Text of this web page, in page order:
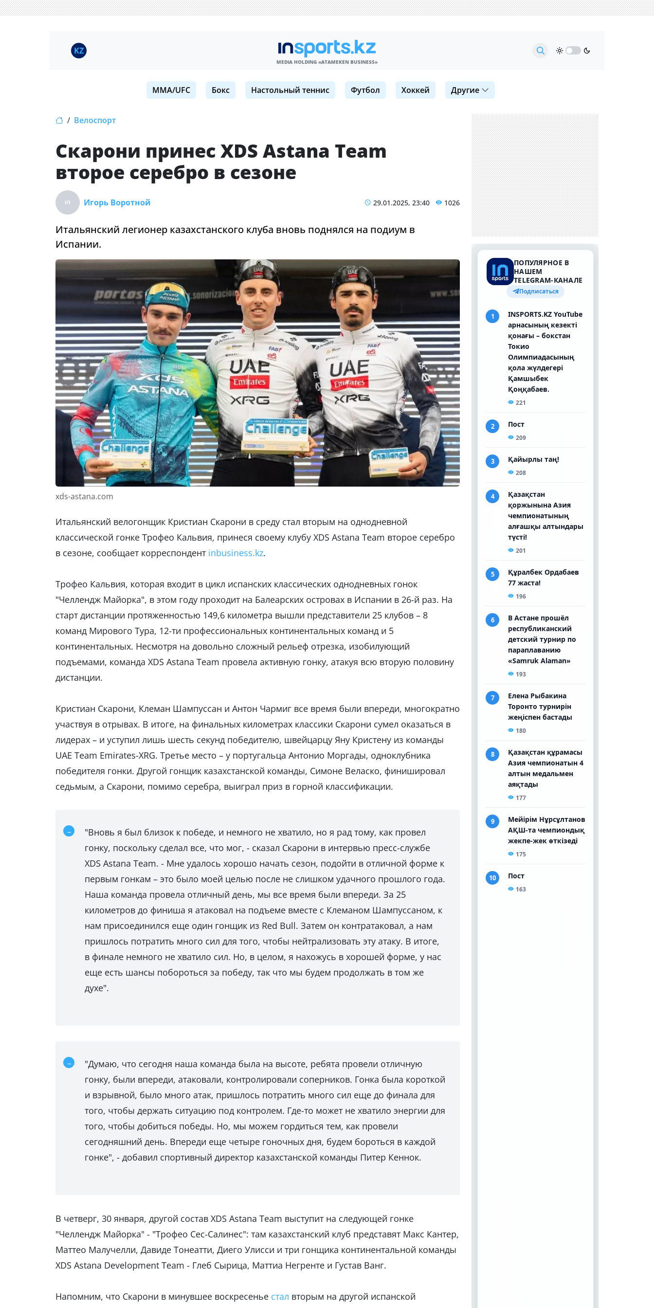
KZ
MEDIA HOLDING «ATAMEKЕN BUSINESS»
MMA/UFC Бокс Настольный теннис Футбол Хоккей Другие
Велоспорт
Скарони принес XDS Astana Team
второе серебро в сезоне
Игорь Воротной 29.01.2025, 23:40 1026
Итальянский легионер казахстанского клуба вновь поднялся на подиум в
Испании.
xds-astana.com
Итальянский велогонщик Кристиан Скарони в среду стал вторым на однодневной
классической гонке Трофео Кальвия, принеся своему клубу XDS Astana Team второе серебро
в сезоне, сообщает корреспондент inbusiness.kz.
Трофео Кальвия, которая входит в цикл испанских классических однодневных гонок
"Челлендж Майорка", в этом году проходит на Балеарских островах в Испании в 26-й раз. На
старт дистанции протяженностью 149,6 километра вышли представители 25 клубов – 8
команд Мирового Тура, 12-ти профессиональных континентальных команд и 5
континентальных. Несмотря на довольно сложный рельеф отрезка, изобилующий
подъемами, команда XDS Astana Team провела активную гонку, атакуя всю вторую половину
дистанции.
Кристиан Скарони, Клеман Шампуссан и Антон Чармиг все время были впереди, многократно
участвуя в отрывах. В итоге, на финальных километрах классики Скарони сумел оказаться в
лидерах – и уступил лишь шесть секунд победителю, швейцарцу Яну Кристену из команды
UAE Team Emirates-XRG. Третье место – у португальца Антонио Моргады, одноклубника
победителя гонки. Другой гонщик казахстанской команды, Симоне Веласко, финишировал
седьмым, а Скарони, помимо серебра, выиграл приз в горной классификации.
"Вновь я был близок к победе, и немного не хватило, но я рад тому, как провел
гонку, поскольку сделал все, что мог, - сказал Скарони в интервью пресс-службе
XDS Astana Team. - Мне удалось хорошо начать сезон, подойти в отличной форме к
первым гонкам – это было моей целью после не слишком удачного прошлого года.
Наша команда провела отличный день, мы все время были впереди. За 25
километров до финиша я атаковал на подъеме вместе с Клеманом Шампуссаном, к
нам присоединился еще один гонщик из Red Bull. Затем он контратаковал, а нам
пришлось потратить много сил для того, чтобы нейтрализовать эту атаку. В итоге,
в финале немного не хватило сил. Но, в целом, я нахожусь в хорошей форме, у нас
еще есть шансы побороться за победу, так что мы будем продолжать в том же
духе".
"Думаю, что сегодня наша команда была на высоте, ребята провели отличную
гонку, были впереди, атаковали, контролировали соперников. Гонка была короткой
и взрывной, было много атак, пришлось потратить много сил еще до финала для
того, чтобы держать ситуацию под контролем. Где-то может не хватило энергии для
того, чтобы добиться победы. Но, мы можем гордиться тем, как провели
сегодняшний день. Впереди еще четыре гоночных дня, будем бороться в каждой
гонке", - добавил спортивный директор казахстанской команды Питер Кеннок.
В четверг, 30 января, другой состав XDS Astana Team выступит на следующей гонке
"Челлендж Майорка" - "Трофео Сес-Салинес": там казахстанский клуб представят Макс Кантер,
Маттео Малучелли, Давиде Тонеатти, Диего Улисси и три гонщика континентальной команды
XDS Astana Development Team - Глеб Сырица, Маттиа Негренте и Густав Ванг.
Напомним, что Скарони в минувшее воскресенье стал вторым на другой испанской